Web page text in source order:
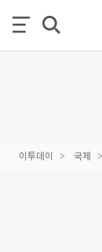
이투데이 국제